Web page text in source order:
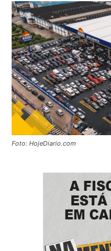
Foto: HojeDiario.com